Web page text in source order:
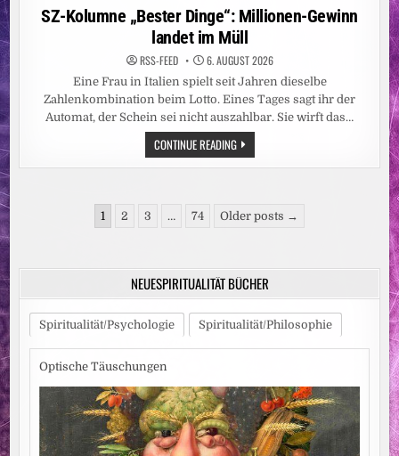
in
SZ-Kolumne „Bester Dinge“: Millionen-Gewinn
landet im Müll
RSS-FEED 6. AUGUST 2026
Eine Frau in Italien spielt seit Jahren dieselbe
Zahlenkombination beim Lotto. Eines Tages sagt ihr der
Automat, der Schein sei nicht auszahlbar. Sie wirft das…
CONTINUE READINGSZ-
KOLUMNE
„BESTER
LANDET
IM
Seitennummerierung
Beiträge
1 2 3 … 74 Older posts →
NEUESPIRITUALITÄT BÜCHER
Spiritualität/Psychologie Spiritualität/Philosophie
Optische Täuschungen